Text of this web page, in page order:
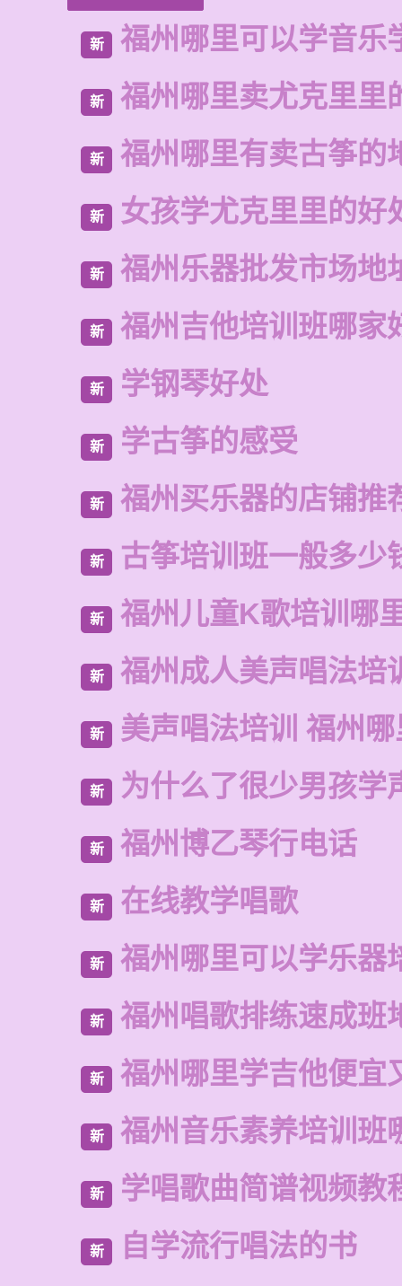
新 福州哪里可以学音乐
新 福州哪里卖尤克里里
新 福州哪里有卖古筝的
新 女孩学尤克里里的好
新 福州乐器批发市场地
新 福州吉他培训班哪家
新 学钢琴好处
新 学古筝的感受
新 福州买乐器的店铺推
新 古筝培训班一般多少
新 福州儿童K歌培训哪
新 福州成人美声唱法培
新 美声唱法培训 福州
新 为什么了很少男孩学
新 福州博乙琴行电话
新 在线教学唱歌
新 福州哪里可以学乐器
新 福州唱歌排练速成班
新 福州哪里学吉他便宜
新 福州音乐素养培训班
新 学唱歌曲简谱视频教
新 自学流行唱法的书